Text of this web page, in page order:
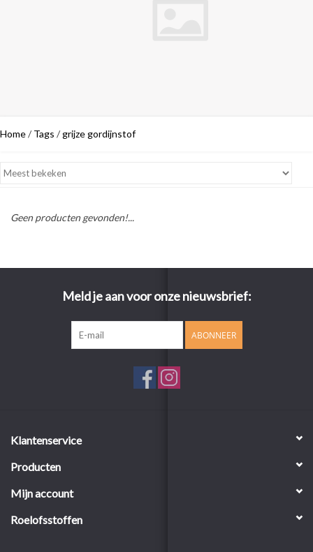
Home/ Tags /grijze gordijnstof
Geen producten gevonden!...
Meld je aan voor onze nieuwsbrief:
ABONNEER
Klantenservice
Producten
Mijn account
Roelofsstoffen